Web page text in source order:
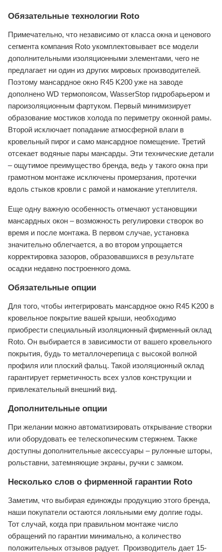
Обязательные технологии Roto
Примечательно, что независимо от класса окна и ценового
сегмента компания Roto укомплектовывает все модели
дополнительными изоляционными элементами, чего не
предлагает ни один из других мировых производителей.
Поэтому мансардное окно R45 K200 уже на заводе
дополнено WD термопоясом, WasserStop гидробарьером и
пароизоляционным фартуком. Первый минимизирует
образование мостиков холода по периметру оконной рамы.
Второй исключает попадание атмосферной влаги в
кровельный пирог и само мансардное помещение. Третий
отсекает водяные пары мансарды. Эти технические детали
– ощутимое преимущество бренда, ведь у такого окна при
грамотном монтаже исключены промерзания, протечки
вдоль стыков кровли с рамой и намокание утеплителя.
Еще одну важную особенность отмечают установщики
мансардных окон – возможность регулировки створок во
время и после монтажа. В первом случае, установка
значительно облегчается, а во втором упрощается
корректировка зазоров, образовавшихся в результате
осадки недавно построенного дома.
Обязательные опции
Для того, чтобы интегрировать мансардное окно R45 K200 в
кровельное покрытие вашей крыши, необходимо
приобрести специальный изоляционный фирменный оклад
Roto. Он выбирается в зависимости от вашего кровельного
покрытия, будь то металлочерепица с высокой волной
профиля или плоский фальц. Такой изоляционный оклад
гарантирует герметичность всех узлов конструкции и
привлекательный внешний вид.
Дополнительные опции
При желании можно автоматизировать открывание створки
или оборудовать ее телескопическим стержнем. Также
доступны дополнительные аксессуары – рулонные шторы,
рольставни, затемняющие экраны, ручки с замком.
Несколько слов о фирменной гарантии Roto
Заметим, что выбирая единожды продукцию этого бренда,
наши покупатели остаются лояльными ему долгие годы.
Тот случай, когда при правильном монтаже число
обращений по гарантии минимально, а количество
положительных отзывов радует. Производитель дает 15-